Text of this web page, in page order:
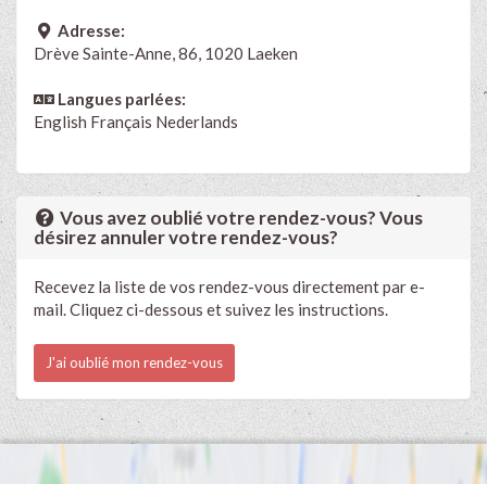
Adresse:
Drève Sainte-Anne, 86, 1020 Laeken
Langues parlées:
English Français Nederlands
Vous avez oublié votre rendez-vous? Vous
désirez annuler votre rendez-vous?
Recevez la liste de vos rendez-vous directement par e-
mail. Cliquez ci-dessous et suivez les instructions.
J'ai oublié mon rendez-vous